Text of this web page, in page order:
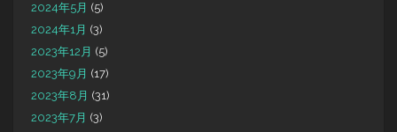
2024年5月 (5)
2024年1月 (3)
2023年12月 (5)
2023年9月 (17)
2023年8月 (31)
2023年7月 (3)